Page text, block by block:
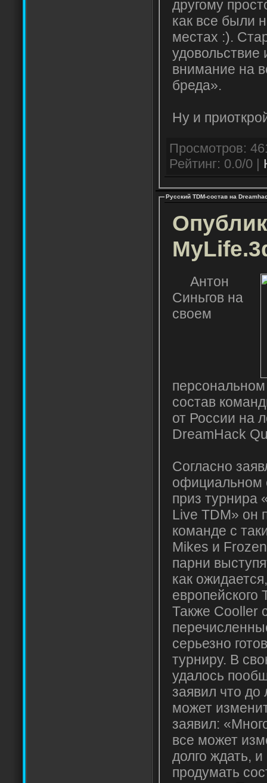
другому
как все были
местах :).
внимание на
бреда».
Ну и
Рейтинг: 0.0/0 |
Русский TDM-состав на
Антон
Синьгов на
своем
состав
от России на
DreamHack
Согласно
официальном
приз турнира
Live TDM» он
команде с
Mikes и
парни
как
европейского
Также Cooller
серьезно
турниру. В
удалось
заявил что
может
заявил:
все может
долго ждать,
продумать